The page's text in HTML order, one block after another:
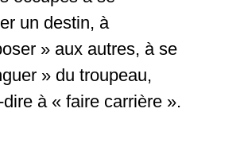
un destin, à
» aux autres, à se
» du troupeau,
dire à « faire carrière ».